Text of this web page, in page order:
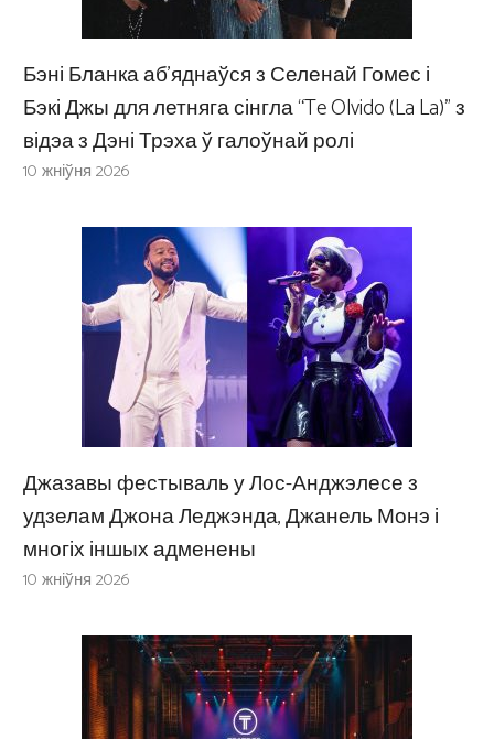
Бэні Бланка аб’яднаўся з Селенай Гомес і
Бэкі Джы для летняга сінгла “Te Olvido (La La)” з
відэа з Дэні Трэха ў галоўнай ролі
10 жніўня 2026
Джазавы фестываль у Лос-Анджэлесе з
удзелам Джона Леджэнда, Джанель Монэ і
многіх іншых адменены
10 жніўня 2026